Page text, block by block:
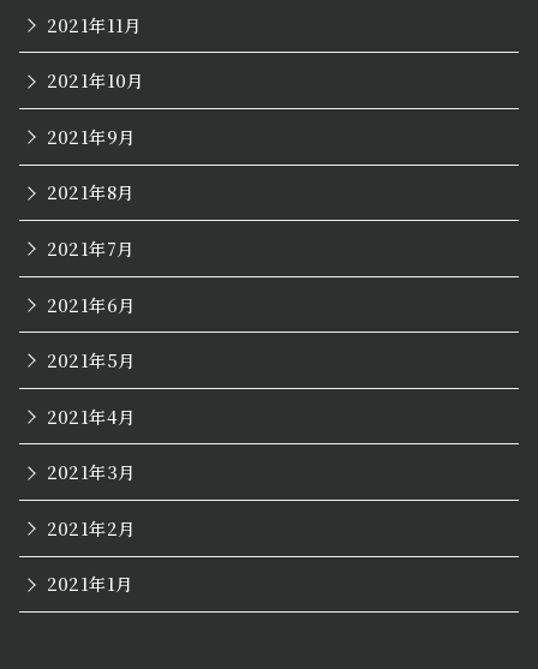
2021年11月
2021年10月
2021年9月
2021年8月
2021年7月
2021年6月
2021年5月
2021年4月
2021年3月
2021年2月
2021年1月